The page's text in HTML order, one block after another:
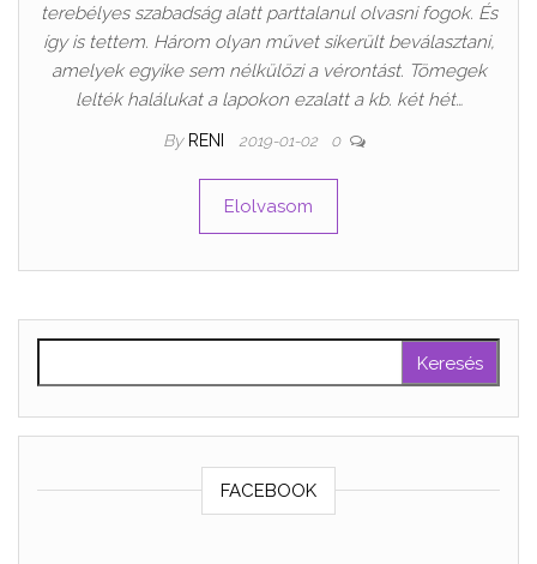
terebélyes szabadság alatt parttalanul olvasni fogok. És
így is tettem. Három olyan művet sikerült beválasztani,
amelyek egyike sem nélkülözi a vérontást. Tömegek
lelték halálukat a lapokon ezalatt a kb. két hét…
By RENI 2019-01-02 0
Elolvasom
FACEBOOK